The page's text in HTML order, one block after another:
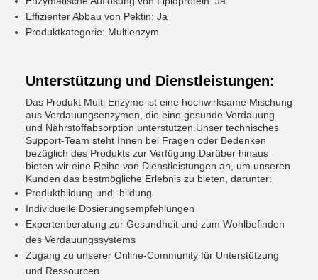
Effizienter Abbau von Pektin: Ja
Produktkategorie: Multienzym
Unterstützung und Dienstleistungen:
Das Produkt Multi Enzyme ist eine hochwirksame Mischung
aus Verdauungsenzymen, die eine gesunde Verdauung
und Nährstoffabsorption unterstützen.Unser technisches
Support-Team steht Ihnen bei Fragen oder Bedenken
bezüglich des Produkts zur Verfügung.Darüber hinaus
bieten wir eine Reihe von Dienstleistungen an, um unseren
Kunden das bestmögliche Erlebnis zu bieten, darunter:
Produktbildung und -bildung
Individuelle Dosierungsempfehlungen
Expertenberatung zur Gesundheit und zum Wohlbefinden
des Verdauungssystems
Zugang zu unserer Online-Community für Unterstützung
und Ressourcen